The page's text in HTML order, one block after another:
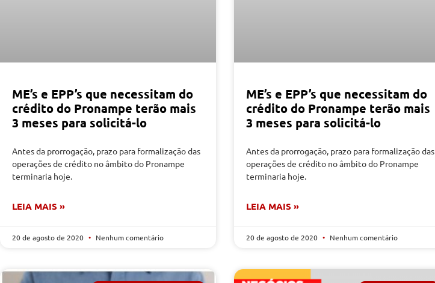
ME’s e EPP’s que necessitam do
crédito do Pronampe terão mais
3 meses para solicitá-lo
Antes da prorrogação, prazo para formalização das
operações de crédito no âmbito do Pronampe
terminaria hoje.
LEIA MAIS »
20 de agosto de 2020 Nenhum comentário
ME’s e EPP’s que necessitam do
crédito do Pronampe terão mais
3 meses para solicitá-lo
Antes da prorrogação, prazo para formalização das
operações de crédito no âmbito do Pronampe
terminaria hoje.
LEIA MAIS »
20 de agosto de 2020 Nenhum comentário